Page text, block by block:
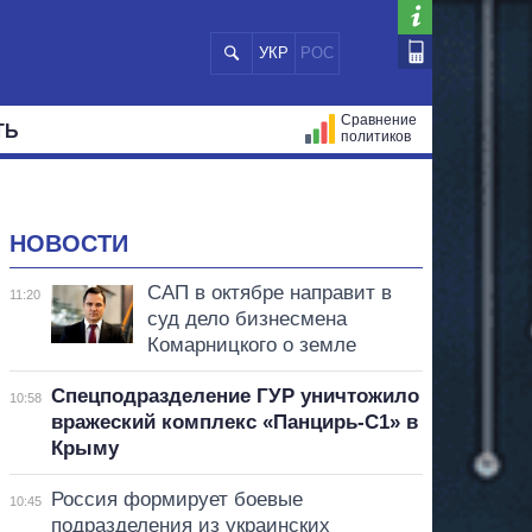
УКР РОС
Сравнение
политиков
НОВОСТИ
11:20
САП в октябре направит в
суд дело бизнесмена
Комарницкого о земле
10:58
Спецподразделение ГУР уничтожило
вражеский комплекс «Панцирь-С1» в
Крыму
10:45
Россия формирует боевые
подразделения из украинских